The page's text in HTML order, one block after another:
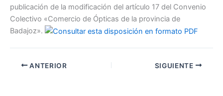
publicación de la modificación del artículo 17 del Convenio
Colectivo «Comercio de Ópticas de la provincia de
Badajoz».
ANTERIOR SIGUIENTE